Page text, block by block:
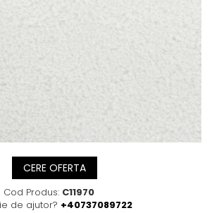
CERE OFERTA
Cod Produs: C11970
de ajutor? +40737089722